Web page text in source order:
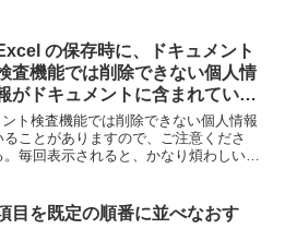
の保存時に、ドキュメント
査機能では削除できない個人情
がドキュメントに含まれている
とがありますので、ご注意くだ
い。と表示されるを解決する。
ト検査機能では削除できない個人情報
ことがありますので、ご注意くださ
毎回表示されると、かなり煩わしいの
目を既定の順番に並べなおす